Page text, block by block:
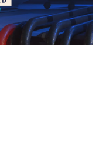
ムの魅力を画面や操作の
硬派で骨太な評論連載